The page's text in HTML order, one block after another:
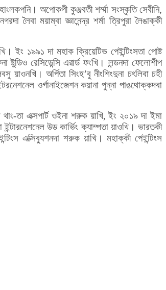
অপোকপী কুঞ্জবতী শর্ম্মা সংস্কৃতি সেবীনি,
লৈবা ময়াম্বা জ্ঞানেন্দ্র শর্মা ত্রিপুরা লৈঙাক্কী
ইং ১৯৯১ দা মহাক ক্রিয়েটিভ পেইন্টিংসতা পোষ্ট
রেসিডেন্সি এৱার্ড ফংখি। লন্ডনদা ফেলোশীপ
য়াওনখি। অর্পিতা সিংহ’বু নীংশিংদুনা চৎলিবা চহী
ওর্গানাইজেশন কয়ানা পুন্না পাঙথোক্কদবা
তা এক্সপার্ট ওইনা শরুক য়াখি, ইং ২০১৯ দা ইমা
উড কার্ভিং ক্যাম্পতা য়াওখি। ভারতকী
এক্সিব্যুশনদা শরুক য়াখি। মহাক্কী পেইন্টিংস